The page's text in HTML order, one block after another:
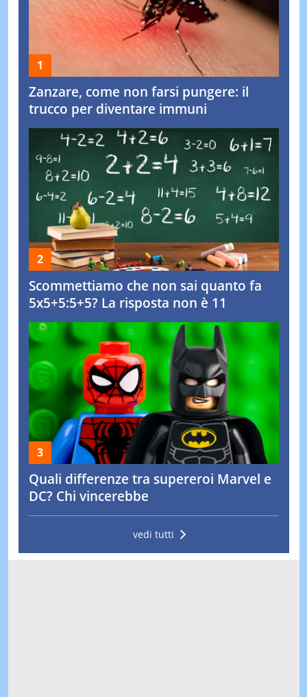
Zanzare, come non farsi pungere: il
trucco per diventare immuni
Scommettiamo che non sai quanto fa
5x5+5:5+5? La risposta non è 11
Quali differenze tra supereroi Marvel e
DC? Chi vincerebbe
vedi tutti